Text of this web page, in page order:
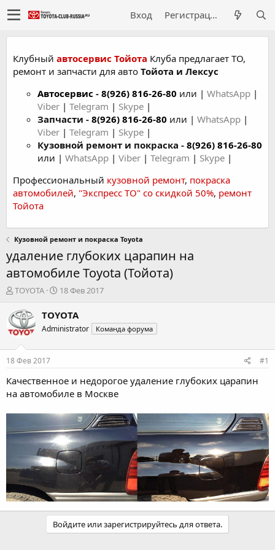
Вход Регистрация
Клубный автосервис Тойота Клуба предлагает ТО,
ремонт и запчасти для авто Тойота и Лексус
Автосервис - 8(926) 816-26-80 или | WhatsApp |
Viber | Telegram | Skype |
Запчасти - 8(926) 816-26-80 или | WhatsApp |
Viber | Telegram | Skype |
Кузовной ремонт и покраска - 8(926) 816-26-80
или | WhatsApp | Viber | Telegram | Skype |
Профессиональный кузовной ремонт, покраска
автомобилей, "Экспресс ТО" со скидкой 50%, ремонт
Тойота
Кузовной ремонт и покраска Toyota
удаление глубоких царапин на
автомобиле Toyota (Тойота)
А
т
о
р
е
м
ы
TOYOTA
Д
т
н
л
18 Фев 2017
TOYOTA
Administrator Команда форума
18 Фев 2017 #1
Качественное и недорогое удаление глубоких царапин
на автомобиле в Москве
Войдите или зарегистрируйтесь для ответа.